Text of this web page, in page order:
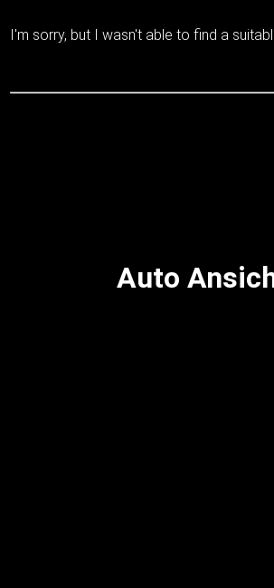
I'm sorry, but I wasn't able to find a
Auto